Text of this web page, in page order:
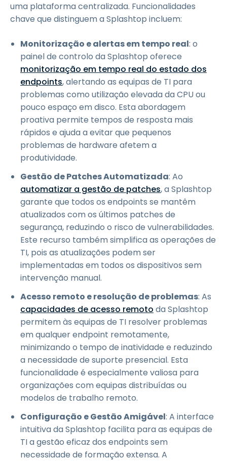
uma plataforma centralizada. Funcionalidades
chave que distinguem a Splashtop incluem:
Monitorização e alertas em tempo real: o
painel de controlo da Splashtop oferece
monitorização em tempo real do estado dos
endpoints, alertando as equipas de TI para
problemas como utilização elevada da CPU ou
pouco espaço em disco. Esta abordagem
proativa permite tempos de resposta mais
rápidos e ajuda a evitar que pequenos
problemas de hardware afetem a
produtividade.
Gestão de Patches Automatizada: Ao
automatizar a gestão de patches, a Splashtop
garante que todos os endpoints se mantêm
atualizados com os últimos patches de
segurança, reduzindo o risco de vulnerabilidades.
Este recurso também simplifica as operações de
TI, pois as atualizações podem ser
implementadas em todos os dispositivos sem
intervenção manual.
Acesso remoto e resolução de problemas: As
capacidades de acesso remoto da Splashtop
permitem às equipas de TI resolver problemas
em qualquer endpoint remotamente,
minimizando o tempo de inatividade e reduzindo
a necessidade de suporte presencial. Esta
funcionalidade é especialmente valiosa para
organizações com equipas distribuídas ou
modelos de trabalho remoto.
Configuração e Gestão Amigável: A interface
intuitiva da Splashtop facilita para as equipas de
TI a gestão eficaz dos endpoints sem
necessidade de formação extensa. A